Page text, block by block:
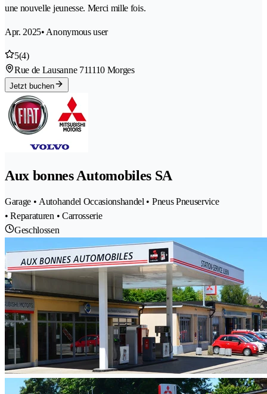
une nouvelle jeunesse. Merci mille fois.
Apr. 2025• Anonymous user
5(4)
Rue de Lausanne 711110 Morges
Jetzt buchen
Aux bonnes Automobiles SA
Garage • Autohandel Occasionshandel • Pneus Pneuservice
• Reparaturen • Carrosserie
Geschlossen